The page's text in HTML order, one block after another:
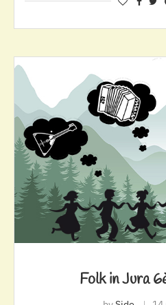
Folk in Jura